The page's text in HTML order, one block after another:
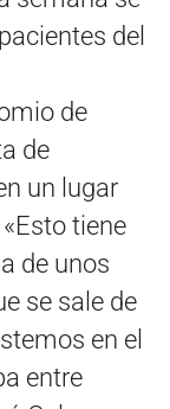
del
de
de
un lugar
tiene
de unos
se sale de
en el
entre